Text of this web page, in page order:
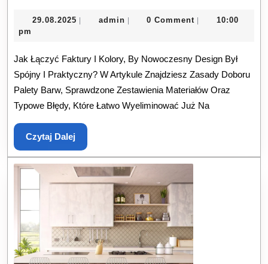
A
Design:
Jak
Łączyć
Faktury
29.08.2025 29.08.2025
| adminadmin
| 0 Comment |
10:00
pm
Jak Łączyć Faktury I Kolory, By Nowoczesny Design Był
Spójny I Praktyczny? W Artykule Znajdziesz Zasady Doboru
Palety Barw, Sprawdzone Zestawienia Materiałów Oraz
Typowe Błędy, Które Łatwo Wyeliminować Już Na
Czytaj DalejCzytaj
Dalej